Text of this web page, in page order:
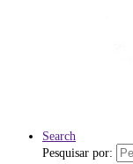
Search
Pesquisar por: